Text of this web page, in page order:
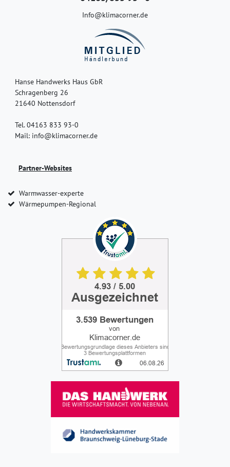
Info@klimacorner.de
Hanse Handwerks Haus GbR
Schragenberg 26
21640 Nottensdorf
Tel. 04163 833 93-0
Mail: info@klimacorner.de
Partner-Websites
Warmwasser-experte
Wärmepumpen-Regional